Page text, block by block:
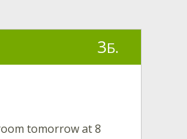
3Б.
tomorrow at 8